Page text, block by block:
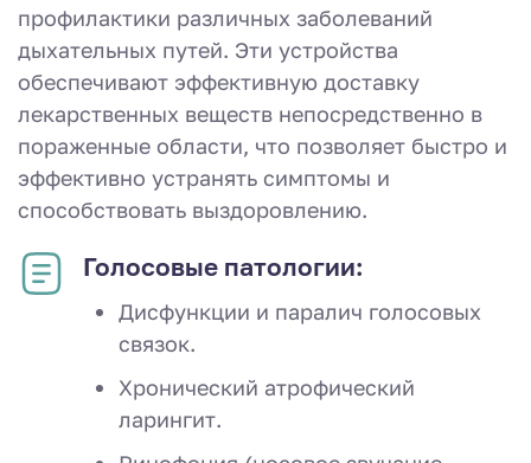
профилактики различных заболеваний
дыхательных путей. Эти устройства
обеспечивают эффективную доставку
лекарственных веществ непосредственно в
пораженные области, что позволяет быстро и
эффективно устранять симптомы и
способствовать выздоровлению.
Голосовые патологии:
Дисфункции и паралич голосовых
связок.
Хронический атрофический
ларингит.